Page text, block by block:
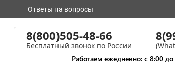
Ответы на вопросы
8(800)505-48-66
Бесплатный звонок по России
Работаем ежедневно: с 8:00